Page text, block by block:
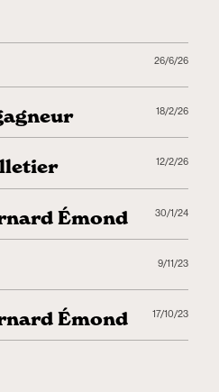
26/6/26
18/2/26
12/2/26
Émond 30/1/24
9/11/23
Émond 17/10/23